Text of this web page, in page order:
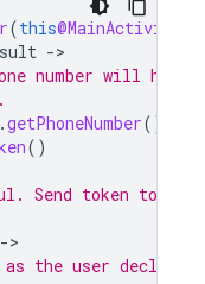
(this@MainActivity
-
number will have
.getPhoneNumber()
()
Send token to your
-
the user